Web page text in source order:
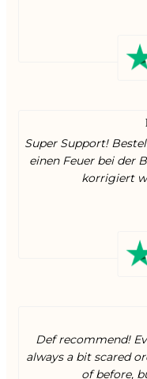
Super Support!
einen Feuer bei der
korrigiert
Def recommend!
always a bit scared
of before,